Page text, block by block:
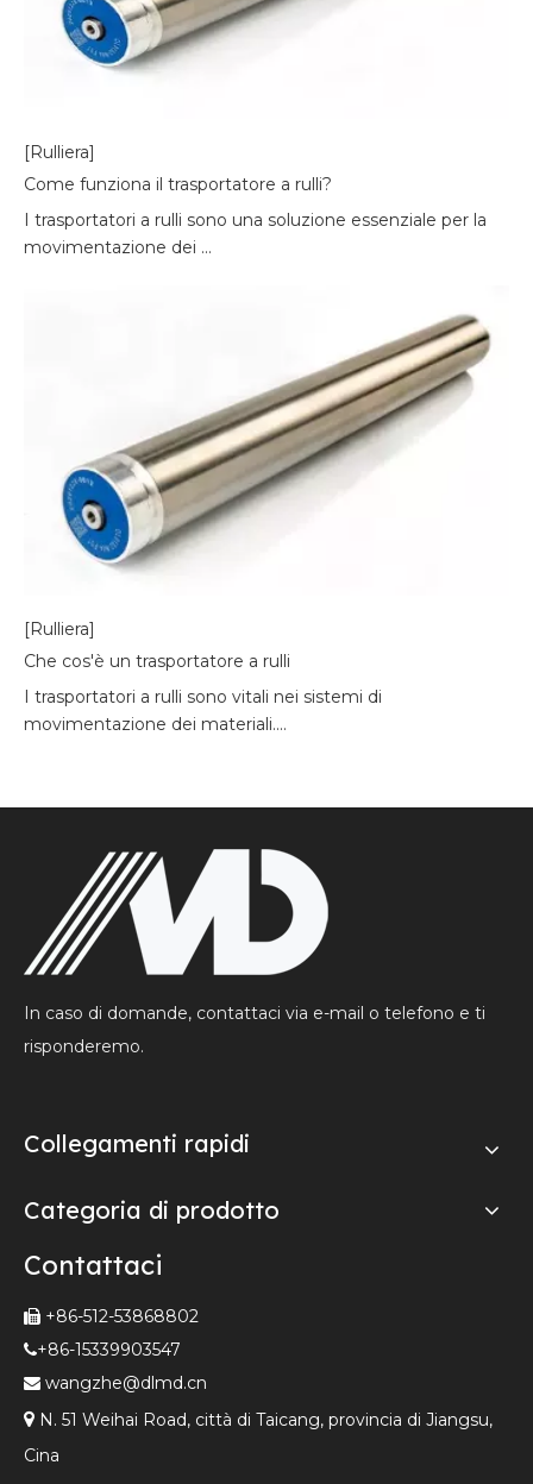
[Rulliera]
Come funziona il trasportatore a rulli?
I trasportatori a rulli sono una soluzione essenziale per la
movimentazione dei ...
[Rulliera]
Che cos'è un trasportatore a rulli
I trasportatori a rulli sono vitali nei sistemi di
movimentazione dei materiali....
In caso di domande, contattaci via e-mail o telefono e ti
risponderemo.
Collegamenti rapidi
Categoria di prodotto
Contattaci
 +86-512-53868802
+86-15339903547
 wangzhe@dlmd.cn
 N. 51 Weihai Road, città di Taicang, provincia di Jiangsu,
Cina